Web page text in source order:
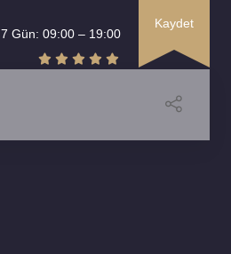
Kaydet
7 Gün: 09:00 – 19:00